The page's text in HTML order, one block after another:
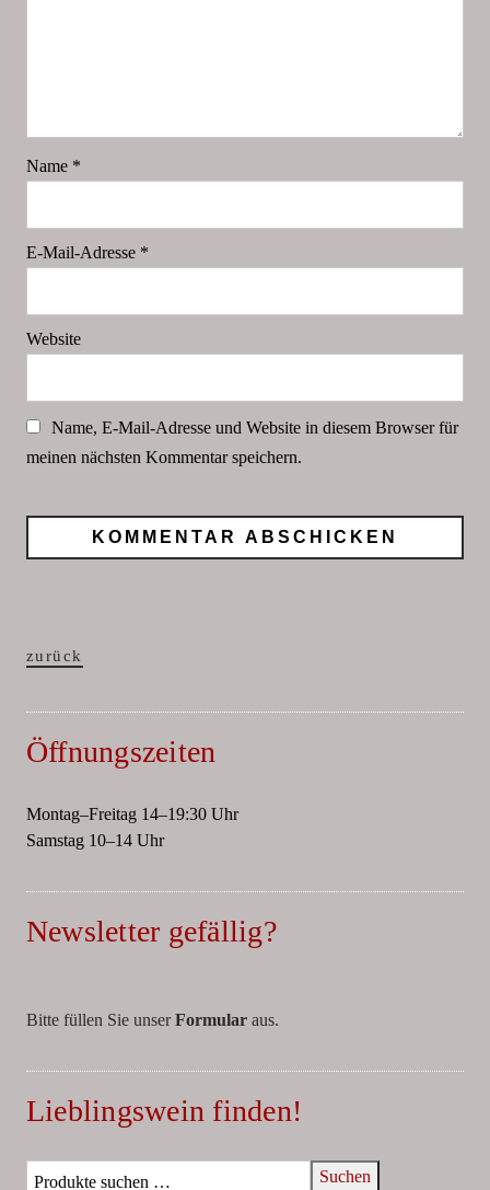
Name *
E-Mail-Adresse *
Website
Name, E-Mail-Adresse und Website in diesem Browser für
meinen nächsten Kommentar speichern.
zurück
Öffnungszeiten
Montag–Freitag 14–19:30 Uhr
Samstag 10–14 Uhr
Newsletter gefällig?
Bitte füllen Sie unserFormularaus.
Lieblingswein finden!
Suchen